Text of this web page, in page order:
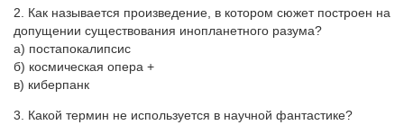
2. Как называется произведение, в котором сюжет построен на
допущении существования инопланетного разума?
а) постапокалипсис
б) космическая опера +
в) киберпанк
3. Какой термин не используется в научной фантастике?